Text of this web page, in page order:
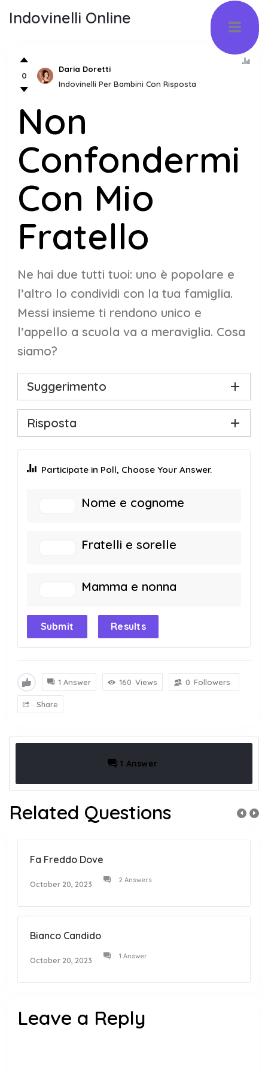
Indovinelli Online
0
Daria Doretti
Indovinelli Per Bambini Con Risposta
Non
Confondermi
Con Mio
Fratello
Ne hai due tutti tuoi: uno è popolare e
l’altro lo condividi con la tua famiglia.
Messi insieme ti rendono unico e
l’appello a scuola va a meraviglia. Cosa
siamo?
Suggerimento
Risposta
Participate in Poll, Choose Your Answer.
Nome e cognome
Fratelli e sorelle
Mamma e nonna
Submit Results
1 Answer 160 Views 0 Followers
Share
1 Answer
Related Questions
Fa Freddo Dove
October 20, 2023 2 Answers
Bianco Candido
October 20, 2023 1 Answer
Leave a Reply